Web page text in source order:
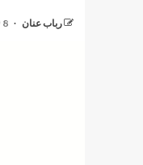
رباب عنان 8 أبريل، 2021